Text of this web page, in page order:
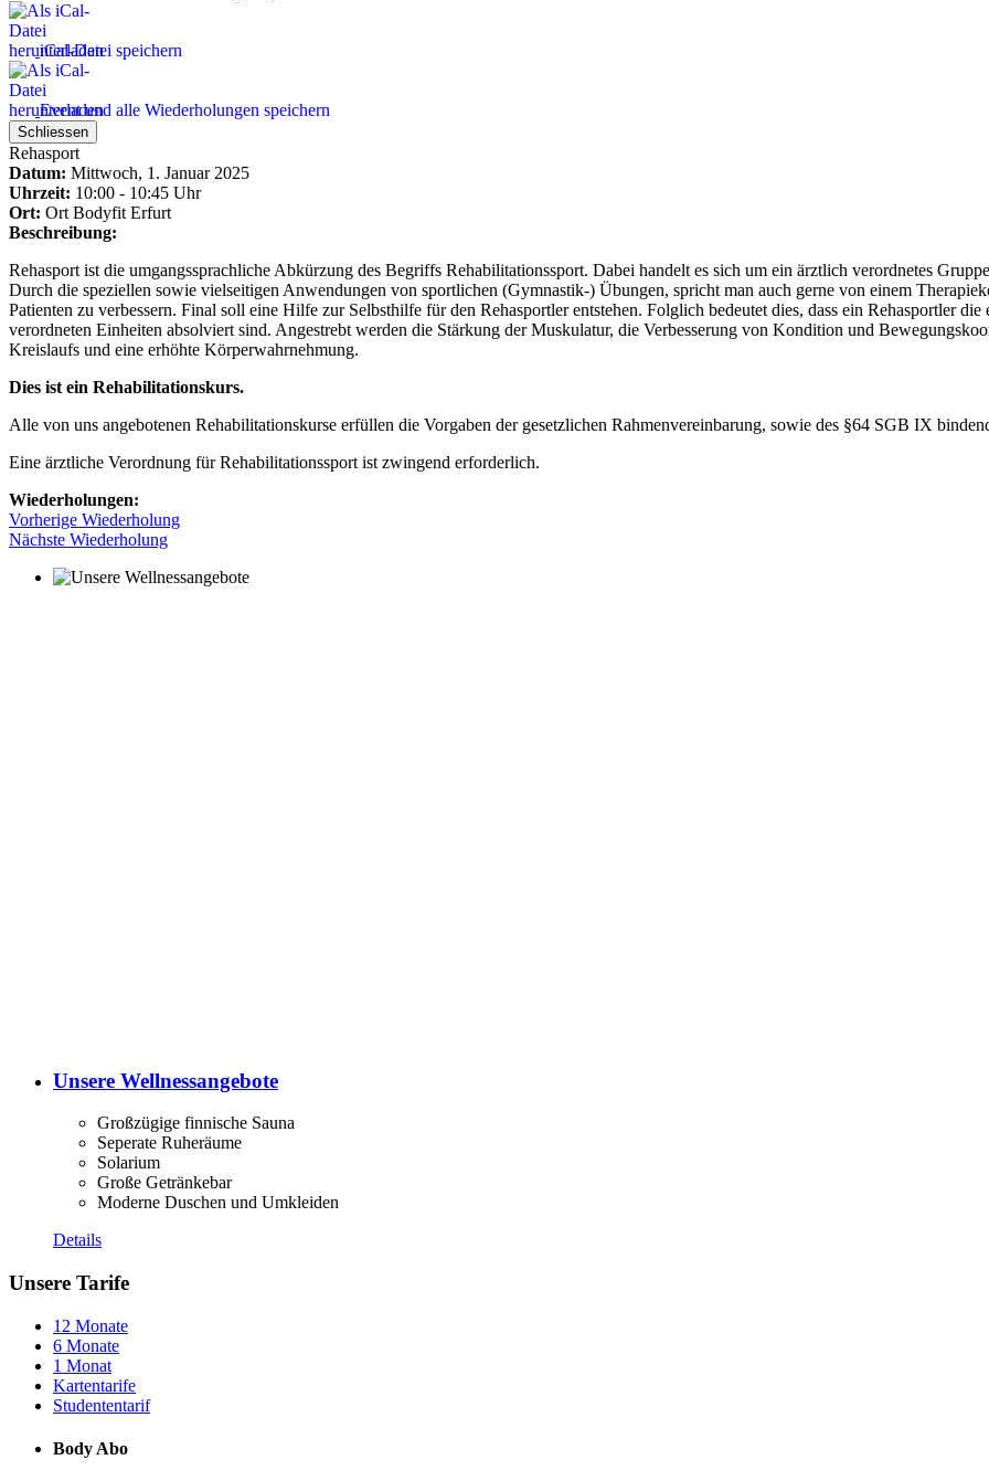
iCal-Datei speichern
Event und alle Wiederholungen speichern
Schliessen
Rehasport
Datum: Mittwoch, 1. Januar 2025
Uhrzeit: 10:00 - 10:45 Uhr
Ort: Ort Bodyfit Erfurt
Beschreibung:
Rehasport ist die umgangssprachliche Abkürzung des Begriffs Rehabilitationssport. Dabei handelt es sich um ein ärztlich verordnetes
Durch die speziellen sowie vielseitigen Anwendungen von sportlichen (Gymnastik-) Übungen, spricht man auch gerne von einem
Patienten zu verbessern. Final soll eine Hilfe zur Selbsthilfe für den Rehasportler entstehen. Folglich bedeutet dies, dass ein Rehasportler
verordneten Einheiten absolviert sind. Angestrebt werden die Stärkung der Muskulatur, die Verbesserung von Kondition und
Kreislaufs und eine erhöhte Körperwahrnehmung.
Dies ist ein Rehabilitationskurs.
Alle von uns angebotenen Rehabilitationskurse erfüllen die Vorgaben der gesetzlichen Rahmenvereinbarung, sowie des §64 SGB IX
Eine ärztliche Verordnung für Rehabilitationssport ist zwingend erforderlich.
Wiederholungen:
Vorherige Wiederholung
Nächste Wiederholung
Unsere Wellnessangebote
Großzügige finnische Sauna
Seperate Ruheräume
Solarium
Große Getränkebar
Moderne Duschen und Umkleiden
Details
Unsere Tarife
12 Monate
6 Monate
1 Monat
Kartentarife
Studententarif
Body Abo